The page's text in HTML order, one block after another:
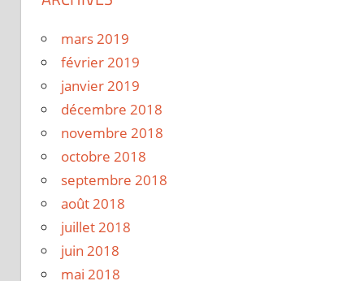
mars 2019
février 2019
janvier 2019
décembre 2018
novembre 2018
octobre 2018
septembre 2018
août 2018
juillet 2018
juin 2018
mai 2018